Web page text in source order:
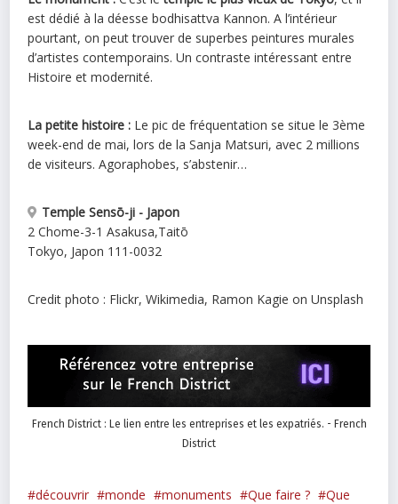
est dédié à la déesse bodhisattva Kannon. A l’intérieur
pourtant, on peut trouver de superbes peintures murales
d’artistes contemporains. Un contraste intéressant entre
Histoire et modernité.
La petite histoire : Le pic de fréquentation se situe le 3ème
week-end de mai, lors de la Sanja Matsuri, avec 2 millions
de visiteurs. Agoraphobes, s’abstenir…
Temple Sensō-ji - Japon
2 Chome-3-1 Asakusa,Taitō
Tokyo, Japon 111-0032
Credit photo : Flickr, Wikimedia, Ramon Kagie on Unsplash
French District : Le lien entre les entreprises et les expatriés. - French
District
découvrir monde monuments Que faire ?
Que